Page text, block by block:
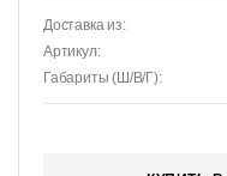
Доставка из:
Артикул:
Габариты (Ш/В/Г):